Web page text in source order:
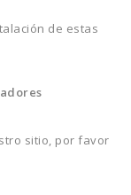
de estas
sitio, por favor